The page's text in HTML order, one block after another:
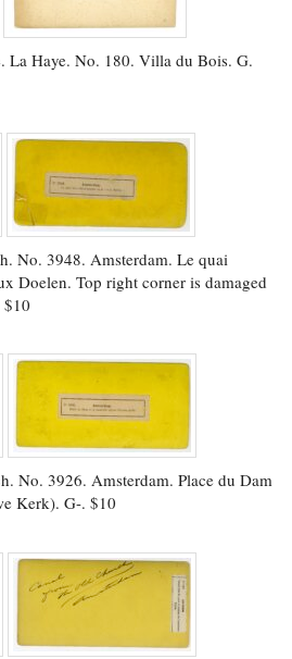
La Haye. No. 180. Villa du Bois. G.
No. 3948. Amsterdam. Le quai
Doelen. Top right corner is damaged
$10
No. 3926. Amsterdam. Place du Dam
Kerk). G-. $10